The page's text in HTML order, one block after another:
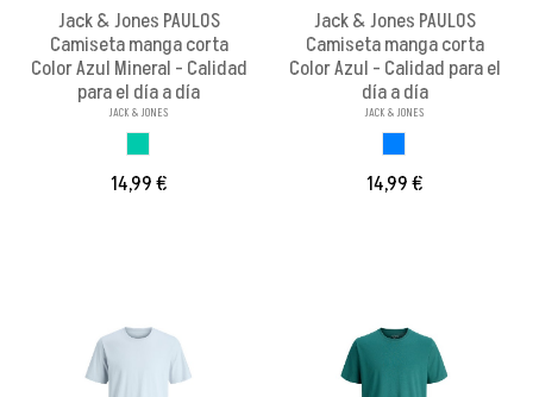
Jack & Jones PAULOS
Camiseta manga corta
Color Azul Mineral - Calidad
para el día a día
JACK & JONES
14,99 €
Jack & Jones PAULOS
Camiseta manga corta
Color Azul - Calidad para el
día a día
JACK & JONES
14,99 €